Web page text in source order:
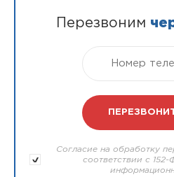
Перезвоним
Согласие на обработку
соответствии с